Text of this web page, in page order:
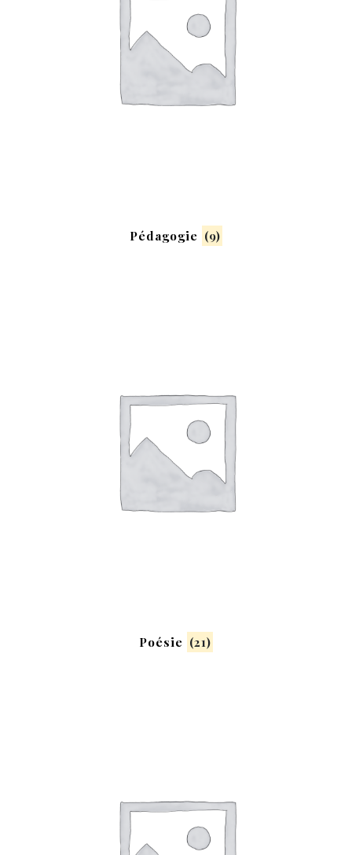
Pédagogie (9)
Poésie (21)